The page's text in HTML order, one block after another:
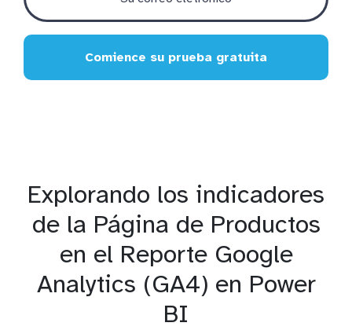
Comience su prueba gratuita
Explorando los indicadores
de la Página de Productos
en el Reporte Google
Analytics (GA4) en Power
BI